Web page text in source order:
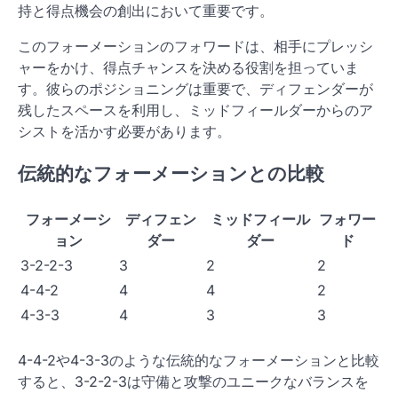
持と得点機会の創出において重要です。
このフォーメーションのフォワードは、相手にプレッシ
ャーをかけ、得点チャンスを決める役割を担っていま
す。彼らのポジショニングは重要で、ディフェンダーが
残したスペースを利用し、ミッドフィールダーからのア
シストを活かす必要があります。
伝統的なフォーメーションとの比較
フォーメーシ
ョン
ディフェン
ダー
ミッドフィール
ダー
フォワー
ド
3-2-2-3
3 2
2
4-4-2
4 4
2
4-3-3
4 3 3
4-4-2や4-3-3のような伝統的なフォーメーションと比較
すると、3-2-2-3は守備と攻撃のユニークなバランスを